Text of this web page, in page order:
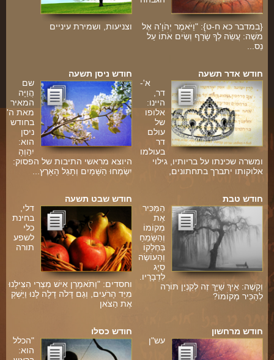
וצניעות, ושמירת עיניים
{במדבר כא ח-ט}: "וַיֹּאמֶר יְהֹוָ'ה אֶל
משֶׁה: עֲשֵׂה לְךָ שָׂרָף וְשִׂים אֹתוֹ עַל
נֵס...
חודש ניסן תשעה
שם
הֲוַיָּה
המאיר
מאת ה'
בחודש
ניסן
הוא:
יִהַוְהָ
היוצא מראשי התיבות של הפסוק:
יִשְׂמְחוּ הַשָּׁמַיִם וְתָגֵל הָאָרֶץ...
חודש אדר תשעה
א'-
דר,
היינו:
אלופו
של
עולם
דר
בעולמו
ומשרה שכינתו על בריותיו, גילוי
אלוקותו יתברך בתחתונים,
חודש שבט תשעה
דלי,
בחינת
כלי
לשפע
תורה
וחסדים: "וַתֹּאמַרְן אִישׁ מִצְרִי הִצִּילָנוּ
מִיַּד הָרֹעִים, וְגַם דָּלֹה דָלָה לָנוּ וַיַּשְׁקְ
אֶת הַצֹּאן
חודש טבת
הַמַּכִּיר
אֶת
מְקוֹמוֹ
וְהַשָּׂמֵחַ
בְּחֶלְקוֹ
וְהָעוֹשֶׂה
סְיָג
לִדְבָרָיו.
וְקָשֶׁה: אֵיךְ שַׁיָּךְ זֶה לְקִנְיַן תּוֹרָה
לְהַכִּיר מְקוֹמוֹ?
חודש כסלו
"הכלל
הוא:
חודש מרחשון
עש"ן